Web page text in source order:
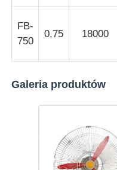
Poprosić o wycenę
Lampka alarmowa
wentylator
FB-
750
0,75 18000
Galeria produktów